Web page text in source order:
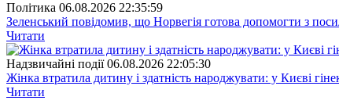
Полiтика 06.08.2026 22:35:59
Зеленський повідомив, що Норвегія готова допомогти з
Читати
Надзвичайні події 06.08.2026 22:05:30
Жінка втратила дитину і здатність народжувати: у Києві
Читати